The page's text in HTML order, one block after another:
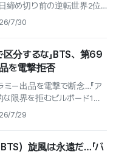
締め切り前の逆転世界2位
たグラミーの小細工をめぐ
7/30
区分するな」BTS、第69
を電撃拒否
ー出品を電撃で断念…『ア
な限界を拒むビルボード1位
・アジアン・ポップ』新設へ
7/29
）旋風は永遠だ…「バ